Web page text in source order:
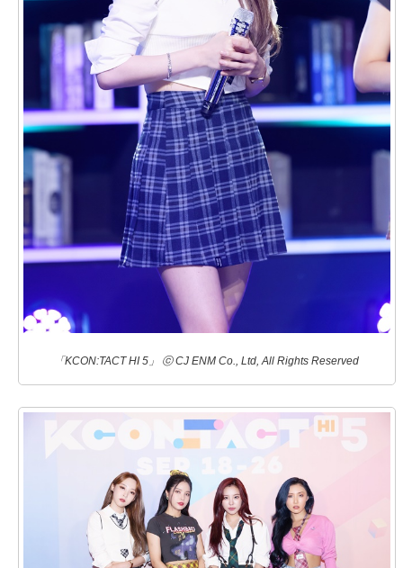
「KCON:TACT HI 5」 ⓒ CJ ENM Co., Ltd, All Rights Reserved